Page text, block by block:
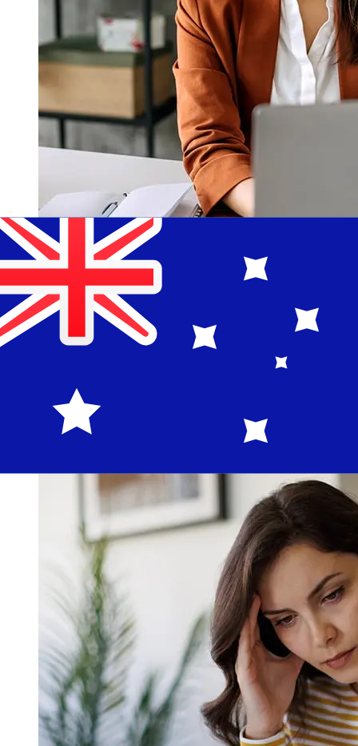
從Nordea Finland EUR到AUD轉帳速度
有多快？
從歐元成員國到Nordea Finland 澳洲國際轉帳的到帳時間取
決於付款方式和交易時間。國際銀行轉帳通常需要 1 至 5 個
工作天。銀行假日和安檢等因素也可能影響送貨。查看
Nordea Bank Abp的截止時間，以避免延誤。